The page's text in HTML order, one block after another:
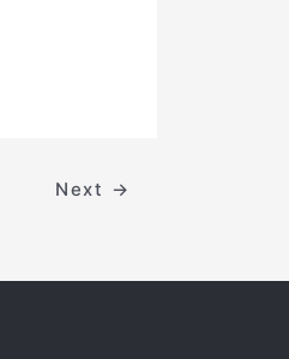
Next →